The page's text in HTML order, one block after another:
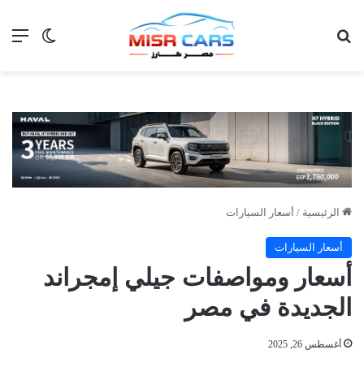
الوضع
الرئيسية / أسعار السيارات
أسعار السيارات
أسعار ومواصفات جيلي إمجراند
الجديدة في مصر
أغسطس 26, 2025